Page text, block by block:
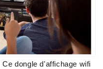
Ce dongle d'affichage wifi